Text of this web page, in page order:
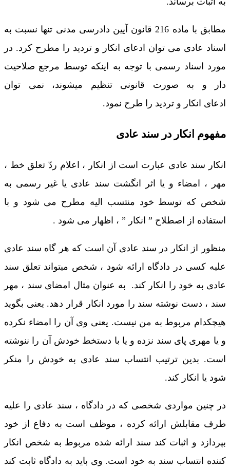
مطابق با ماده 216 قانون آیین دادرسی مدنی تنها نسبت به
اسناد عادی می توان ادعای انکار و تردید را مطرح کرد. در
مورد اسناد رسمی با توجه به اینکه توسط مرجع صلاحیت
دار و به صورت قانونی تنظیم میشوند، نمی توان
ادعای انکار و تردید را طرح نمود.
مفهوم انکار در سند عادی
انکار سند عادی عبارت است از انکار ، اعلام ردّ تعلق خط ،
مهر ، امضاء و یا اثر انگشت سند عادی یا غیر رسمی به
شخص که توسط خود منتسب الیه مطرح می شود و با
استفاده از اصطلاح ” انکار ” ، اظهار می شود .
منظور از انکار در سند عادی آن است که هر گاه سند عادی
علیه کسی در دادگاه ارائه شود ، شخص میتواند تعلق سند
عادی به خود را انکار کند. به عنوان مثال امضای سند ، مهر
سند ، دست نوشته سند را مورد انکار قرار دهد. یعنی بگوید
هیچکدام مربوط به من نیست. یعنی وی آن را امضاء نکرده
و یا مهری پای سند نزده و یا با دستخط خودش آن را ننوشته
است. بدین ترتیب انتساب سند عادی به خودش را منکر
شود یا انکار کند.
در چنین مواردی شخصی که در دادگاه ، سند عادی را علیه
طرف مقابلش ارائه کرده ، موظف است به دفاع از خود
بپردازد و اثبات کند سند ارائه شده مربوط به شخص انکار
کننده انتساب سند به خود است. وی باید به دادگاه ثابت کند